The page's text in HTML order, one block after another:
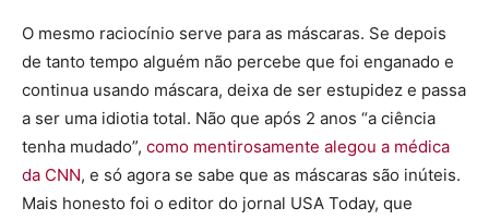
O mesmo raciocínio serve para as máscaras. Se depois
de tanto tempo alguém não percebe que foi enganado e
continua usando máscara, deixa de ser estupidez e passa
a ser uma idiotia total. Não que após 2 anos “a ciência
tenha mudado”, como mentirosamente alegou a médica
da CNN, e só agora se sabe que as máscaras são inúteis.
Mais honesto foi o editor do jornal USA Today, que